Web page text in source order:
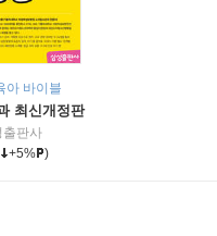
아 바이블
최신개정판
출판사
+5% )